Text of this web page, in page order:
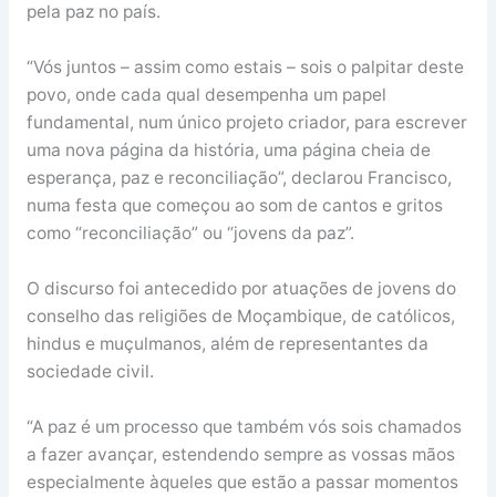
pela paz no país.
“Vós juntos – assim como estais – sois o palpitar deste
povo, onde cada qual desempenha um papel
fundamental, num único projeto criador, para escrever
uma nova página da história, uma página cheia de
esperança, paz e reconciliação”, declarou Francisco,
numa festa que começou ao som de cantos e gritos
como “reconciliação” ou “jovens da paz”.
O discurso foi antecedido por atuações de jovens do
conselho das religiões de Moçambique, de católicos,
hindus e muçulmanos, além de representantes da
sociedade civil.
“A paz é um processo que também vós sois chamados
a fazer avançar, estendendo sempre as vossas mãos
especialmente àqueles que estão a passar momentos